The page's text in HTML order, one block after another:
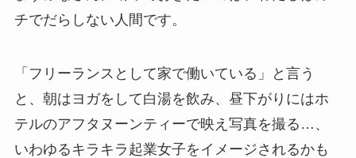
チでだらしない人間です。
「フリーランスとして家で働いている」と言う
と、朝はヨガをして白湯を飲み、昼下がりにはホ
テルのアフタヌーンティーで映え写真を撮る…、
いわゆるキラキラ起業女子をイメージされるかも